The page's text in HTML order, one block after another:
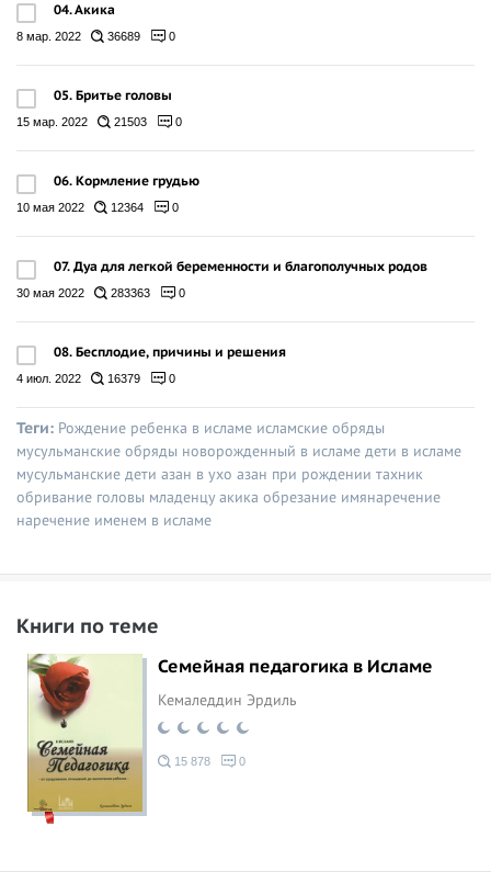
04. Акика
8 мар. 2022 36689 0
05. Бритье головы
15 мар. 2022 21503 0
06. Кормление грудью
10 мая 2022 12364 0
07. Дуа для легкой беременности и благополучных родов
30 мая 2022 283363 0
08. Бесплодие, причины и решения
4 июл. 2022 16379 0
Теги: Рождение ребенка в исламе исламские обряды
мусульманские обряды новорожденный в исламе дети в исламе
мусульманские дети азан в ухо азан при рождении тахник
обривание головы младенцу акика обрезание имянаречение
наречение именем в исламе
Книги по теме
Семейная педагогика в Исламе
Кемаледдин Эрдиль
15 878 0